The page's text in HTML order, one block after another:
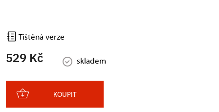
Tištěná verze
529 Kč skladem
KOUPIT